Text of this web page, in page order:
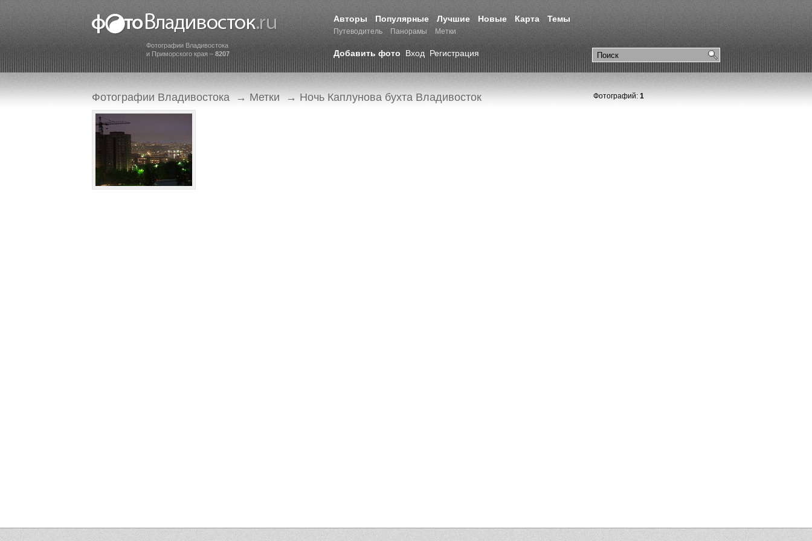
Фотографии Владивостока
и Приморского края – 8207
Авторы Популярные Лучшие Новые Карта Темы
Путеводитель Панорамы Метки
Добавить фото Вход Регистрация
Фотографии Владивостока → Метки → Ночь Каплунова бухта Владивосток Фотографий: 1